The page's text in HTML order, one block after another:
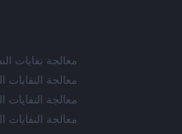
معالجة نفايات
معالجة النفايات
معالجة النفايات
معالجة النفايات